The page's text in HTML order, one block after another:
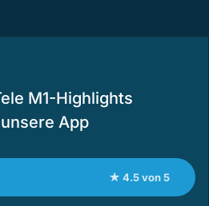
M1-Highlights
App
★ 4.5 von 5